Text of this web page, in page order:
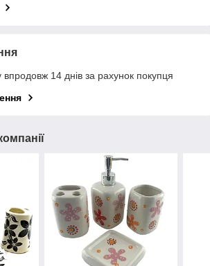
14 днів за рахунок покупця